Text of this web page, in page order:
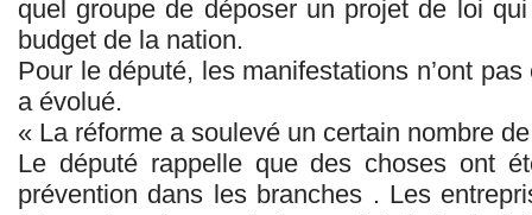
quel groupe de déposer un projet de loi
budget de la nation.
Pour le député, les manifestations n’ont
a évolué.
« La réforme a soulevé un certain nombre
Le député rappelle que des choses ont
prévention dans les branches . Les